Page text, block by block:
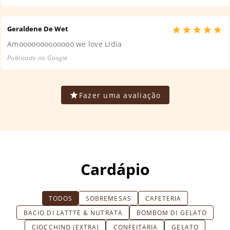
Geraldene De Wet
Amooooooooooooo we love Lidia
Publicado no Google
Fazer uma avaliação
Cardápio
TODOS SOBREMESAS
CAFETERIA
BACIO DI LATTTE & NUTRATA
BOMBOM DI GELATO
CIOCCHINO (EXTRA)
CONFEITARIA GELATO